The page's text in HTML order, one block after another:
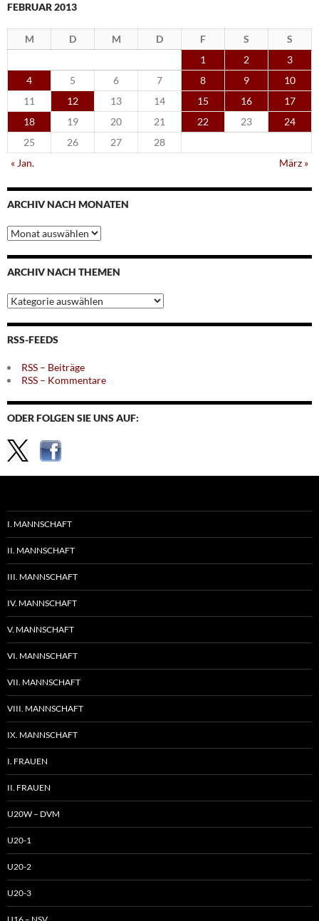
FEBRUAR 2013
M D M D F S
S
1
2
3
4
5 6 7 8 9
10
11
12 13 14 15 16
17
18
19 20 21 22 23
24
25
26 27
28
« Jan.
März »
ARCHIV NACH MONATEN
Archiv
nach
Monaten
ARCHIV NACH THEMEN
Archiv
nach
Themen
RSS-FEEDS
RSS – Beiträge
RSS – Kommentare
ODER FOLGEN SIE UNS AUF:
I. MANNSCHAFT
II. MANNSCHAFT
III. MANNSCHAFT
IV. MANNSCHAFT
V. MANNSCHAFT
VI. MANNSCHAFT
VII. MANNSCHAFT
VIII. MANNSCHAFT
IX. MANNSCHAFT
I. FRAUEN
II. FRAUEN
U20W – DVM
U20-1
U20-2
U20-3